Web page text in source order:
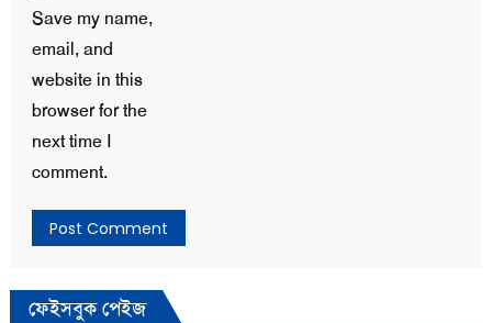
Save my name,
email, and
website in this
browser for the
next time I
comment.
ফেইসবুক পেইজ